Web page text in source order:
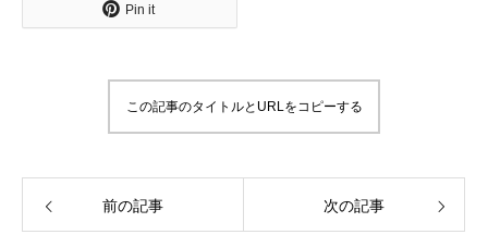
Pin it
この記事のタイトルとURLをコピーする
前の記事 次の記事